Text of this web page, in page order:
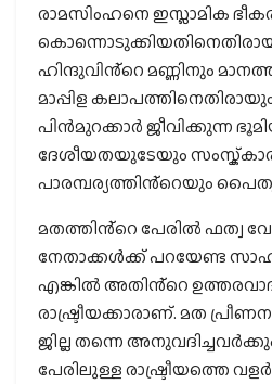
രാമസിംഹനെ ഇസ്ലാമിക
ഹിന്ദുവിൻ്റെ മണ്ണിനും
മാപ്പിള
പിൻമുറക്കാർ ജീവിക്കുന്ന
ദേശീയതയുടേയും
പാരമ്പര്യത്തിൻ്റെയും
മതത്തിൻ്റെ പേരിൽ ഫത്വ
നേതാക്കൾക്ക് പറയേണ്ട
എങ്കിൽ അതിൻ്റെ
രാഷ്ട്രീയക്കാരാണ്. മത
ജില്ല തന്നെ
പേരിലുള്ള രാഷ്ട്രീയത്തെ